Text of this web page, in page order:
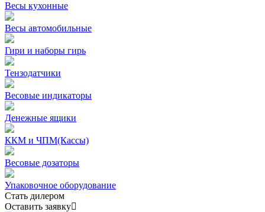
Весы кухонные
Весы автомобильные
Гири и наборы гирь
Тензодатчики
Весовые индикаторы
Денежные ящики
ККМ и ЧПМ(Кассы)
Весовые дозаторы
Упаковочное оборудование
Стать дилером
Оставить заявку